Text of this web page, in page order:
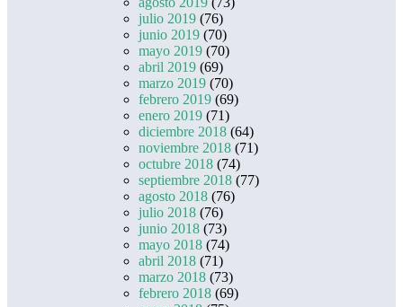
julio 2019 (76)
junio 2019 (70)
mayo 2019 (70)
abril 2019 (69)
marzo 2019 (70)
febrero 2019 (69)
enero 2019 (71)
diciembre 2018 (64)
noviembre 2018 (71)
octubre 2018 (74)
septiembre 2018 (77)
agosto 2018 (76)
julio 2018 (76)
junio 2018 (73)
mayo 2018 (74)
abril 2018 (71)
marzo 2018 (73)
febrero 2018 (69)